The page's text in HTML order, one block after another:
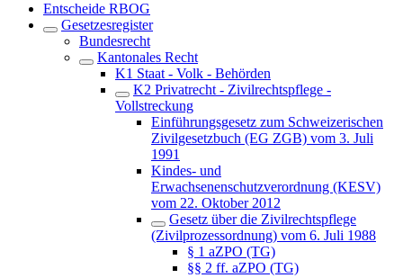
Entscheide RBOG
Gesetzesregister
Bundesrecht
Kantonales Recht
K1 Staat - Volk - Behörden
K2 Privatrecht - Zivilrechtspflege -
Vollstreckung
Einführungsgesetz zum Schweizerischen
Zivilgesetzbuch (EG ZGB) vom 3. Juli
1991
Kindes- und
Erwachsenenschutzverordnung (KESV)
vom 22. Oktober 2012
Gesetz über die Zivilrechtspflege
(Zivilprozessordnung) vom 6. Juli 1988
§ 1 aZPO (TG)
§§ 2 ff. aZPO (TG)